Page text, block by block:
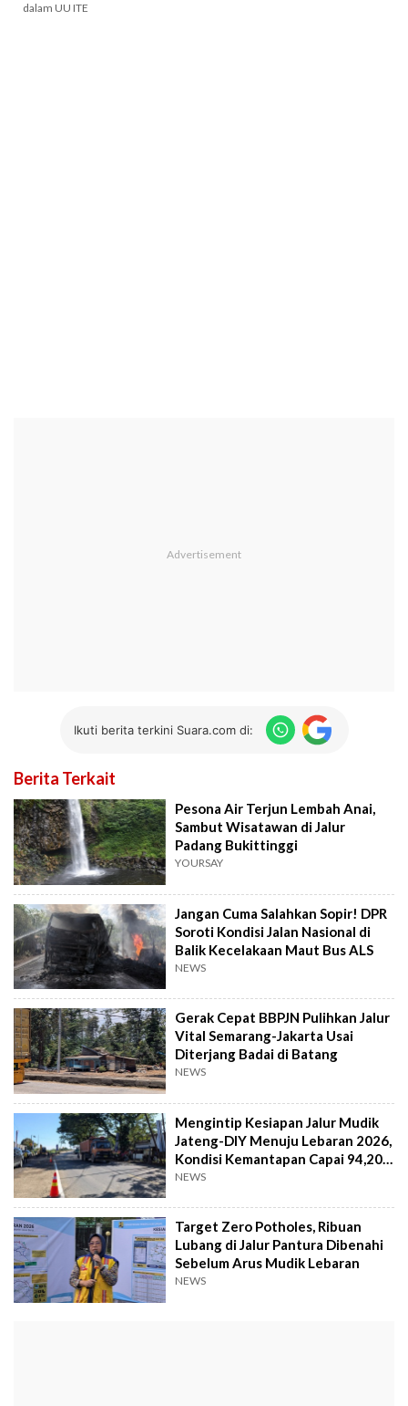
dalam UU ITE
Ikuti berita terkini Suara.com di:
Berita Terkait
Pesona Air Terjun Lembah Anai,
Sambut Wisatawan di Jalur
Padang Bukittinggi
YOURSAY
Jangan Cuma Salahkan Sopir! DPR
Soroti Kondisi Jalan Nasional di
Balik Kecelakaan Maut Bus ALS
NEWS
Gerak Cepat BBPJN Pulihkan Jalur
Vital Semarang-Jakarta Usai
Diterjang Badai di Batang
NEWS
Mengintip Kesiapan Jalur Mudik
Jateng-DIY Menuju Lebaran 2026,
Kondisi Kemantapan Capai 94,20
Persen
NEWS
Target Zero Potholes, Ribuan
Lubang di Jalur Pantura Dibenahi
Sebelum Arus Mudik Lebaran
NEWS